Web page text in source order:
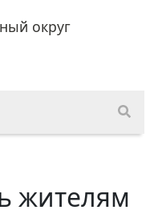
округ
жителям